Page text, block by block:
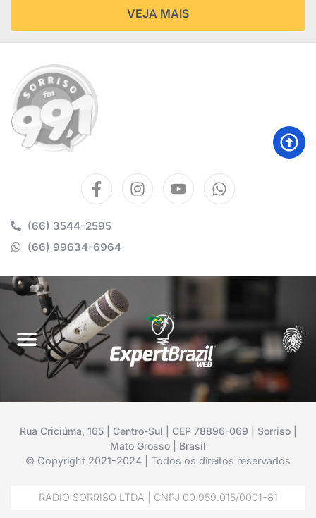
VEJA MAIS
(66) 3544-2595
(66) 99634-6964
Rua Criciúma, 165 | Centro-Sul | CEP 78896-069 | Sorriso |
Mato Grosso | Brasil
© Copyright 2021-2024 | Todos os direitos reservados
RADIO SORRISO LTDA | CNPJ 00.959.015/0001-81